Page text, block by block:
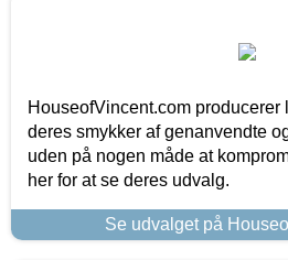
HouseofVincent.com producerer
deres smykker af genanvendte
uden på nogen måde at
her for at se deres udvalg.
Se udvalget på